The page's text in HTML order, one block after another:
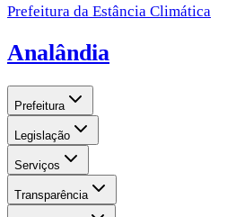
Prefeitura da Estância Climática
Analândia
Prefeitura
Legislação
Serviços
Transparência